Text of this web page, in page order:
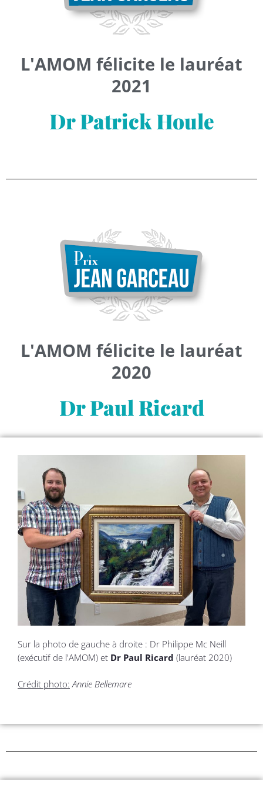
L'AMOM félicite le lauréat
2021
Dr Patrick Houle
L'AMOM félicite le lauréat
2020
Dr Paul Ricard
Sur la photo de gauche à droite : Dr Philippe Mc Neill
(exécutif de l'AMOM) et Dr Paul Ricard (lauréat 2020)
Crédit photo: Annie Bellemare